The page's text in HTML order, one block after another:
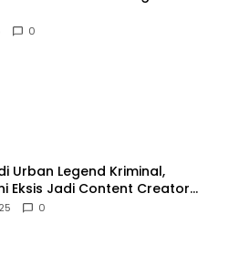
0
Urban Legend Kriminal,
Eksis Jadi Content Creator
0